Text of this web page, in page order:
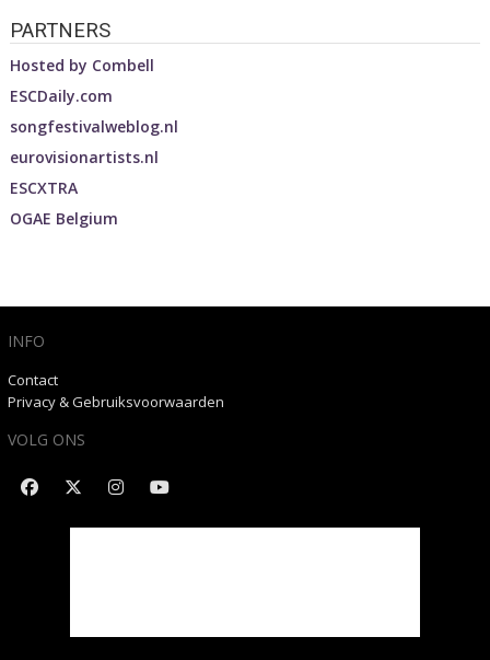
PARTNERS
Hosted by Combell
ESCDaily.com
songfestivalweblog.nl
eurovisionartists.nl
ESCXTRA
OGAE Belgium
INFO
Contact
Privacy & Gebruiksvoorwaarden
VOLG ONS